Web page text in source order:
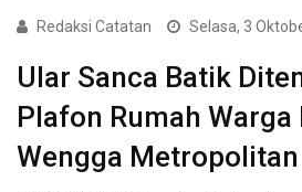
Redaksi Catatan Selasa, 3
Ular Sanca Batik
Plafon Rumah Warga
Wengga Metropolitan